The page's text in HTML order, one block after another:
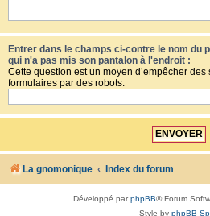
Entrer dans le champs ci-contre le nom du
qui n'a pas mis son pantalon à l'endroit :
Cette question est un moyen d’empêcher
formulaires par des robots.
La gnomonique Index du forum
Développé parphpBB® Forum
Style by phpBB